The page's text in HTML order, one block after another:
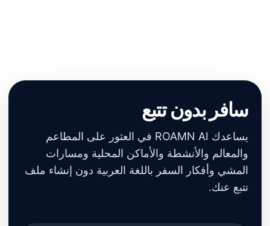
سافر بدون تتبع
يساعدك ROAMN AI في العثور على المطاعم
والمعالم والأنشطة والأماكن المحلية ومسارات
المشي وأفكار السفر باللغة العربية دون إنشاء ملف
تتبع عنك.